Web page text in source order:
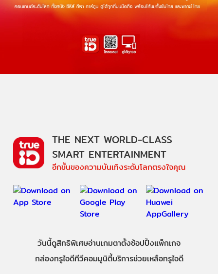
THE NEXT WORLD-CLASS
SMART ENTERTAINMENT
อีกขั้นของความบันเทิงระดับโลกตรงใจคุณ
วันนี้ดูสิทธิพิเศษอ่านเกมตาตั้งช้อปปิ้งแพ็กเกจ
กล่องทรูไอดีทีวีคอมมูนิตี้บริการช่วยเหลือทรูไอดี